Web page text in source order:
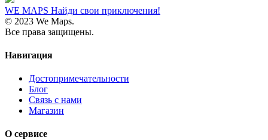
WE MAPS Найди свои приключения!
© 2023 We Maps.
Все права защищены.
Навигация
Достопримечательности
Блог
Связь с нами
Магазин
О сервисе